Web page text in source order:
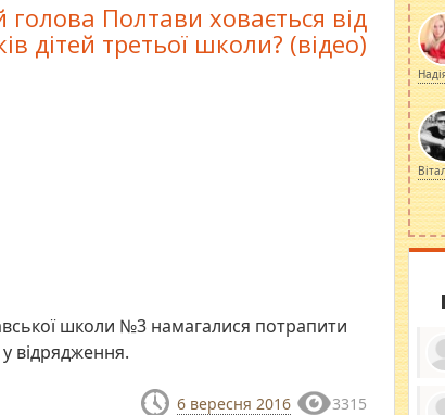
голова Полтави ховається від
дітей третьої школи? (відео)
школи №3 намагалися потрапити
відрядження.
6 вересня 2016 3315